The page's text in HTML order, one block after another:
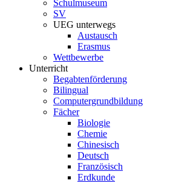
Schulmuseum
SV
UEG unterwegs
Austausch
Erasmus
Wettbewerbe
Unterricht
Begabtenförderung
Bilingual
Computergrundbildung
Fächer
Biologie
Chemie
Chinesisch
Deutsch
Französisch
Erdkunde